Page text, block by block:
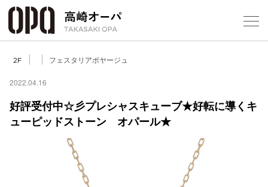
2F フェスタリアボヤージュ
2022.04.16
好評受付中☆彡プレシャスキューブ★好転に導くキ
ューピッドストーン オパール★
フロア